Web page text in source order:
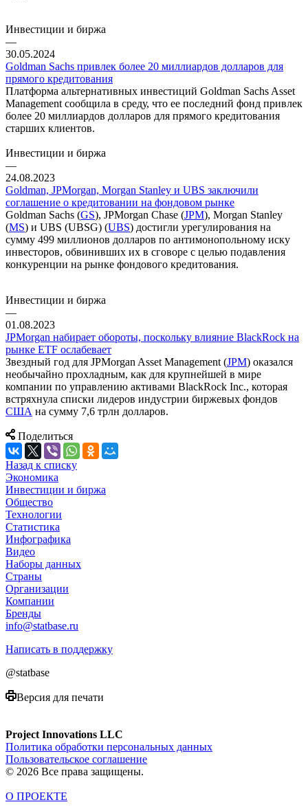
Инвестиции и биржа
—
30.05.2024
Goldman Sachs привлек более 20 миллиардов долларов для
прямого кредитования
Платформа альтернативных инвестиций Goldman Sachs Asset
Management сообщила в среду, что ее последний фонд привлек
более 20 миллиардов долларов для прямого кредитования
старших клиентов.
Инвестиции и биржа
—
24.08.2023
Goldman, JPMorgan, Morgan Stanley и UBS заключили
соглашение о кредитовании на фондовом рынке
Goldman Sachs (GS), JPMorgan Chase (JPM), Morgan Stanley
(MS) и UBS (UBSG) (UBS) достигли урегулирования на
сумму 499 миллионов долларов по антимонопольному иску
инвесторов, обвинивших их в сговоре с целью подавления
конкуренции на рынке фондового кредитования.
Инвестиции и биржа
—
01.08.2023
JPMorgan набирает обороты, поскольку влияние BlackRock на
рынке ETF ослабевает
Звездный год для JPMorgan Asset Management (JPM) оказался
необычайно прохладным, как для крупнейшей в мире
компании по управлению активами BlackRock Inc., которая
встряхнула списки лидеров индустрии биржевых фондов
США на сумму 7,6 трлн долларов.
Поделиться
Назад к списку
Экономика
Инвестиции и биржа
Общество
Технологии
Cтатистика
Инфографика
Видео
Наборы данных
Страны
Организации
Компании
Бренды
info@statbase.ru
Написать в поддержку
@statbase
Версия для печати
Project Innovations LLC
Политика обработки персональных данных
Пользовательское соглашение
© 2026 Все права защищены.
О ПРОЕКТЕ